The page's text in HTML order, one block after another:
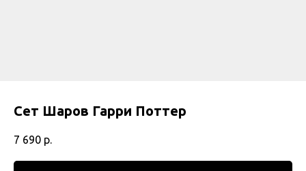
Сет Шаров Гарри Поттер
7 690 р.